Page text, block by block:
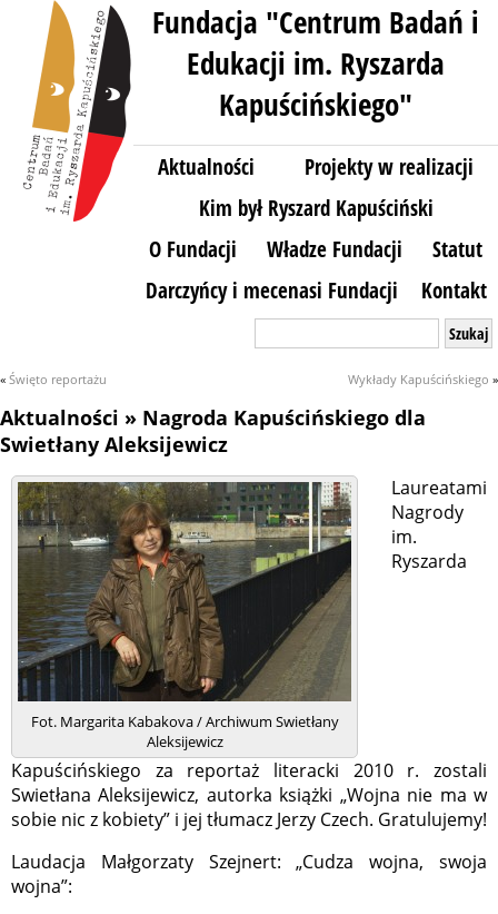
Fundacja "Centrum Badań i
Edukacji im. Ryszarda
Kapuścińskiego"
Aktualności
Projekty w realizacji
Kim był Ryszard Kapuściński
O Fundacji
Władze Fundacji
Statut
Darczyńcy i mecenasi Fundacji
Kontakt
« Święto reportażu Wykłady Kapuścińskiego »
Aktualności » Nagroda Kapuścińskiego dla
Swietłany Aleksijewicz
Fot. Margarita Kabakova / Archiwum Swietłany
Aleksijewicz
Laureatami
Nagrody
im.
Ryszarda
Kapuścińskiego za reportaż literacki 2010 r. zostali
Swietłana Aleksijewicz, autorka książki „Wojna nie ma w
sobie nic z kobiety” i jej tłumacz Jerzy Czech. Gratulujemy!
Laudacja Małgorzaty Szejnert: „Cudza wojna, swoja
wojna”: